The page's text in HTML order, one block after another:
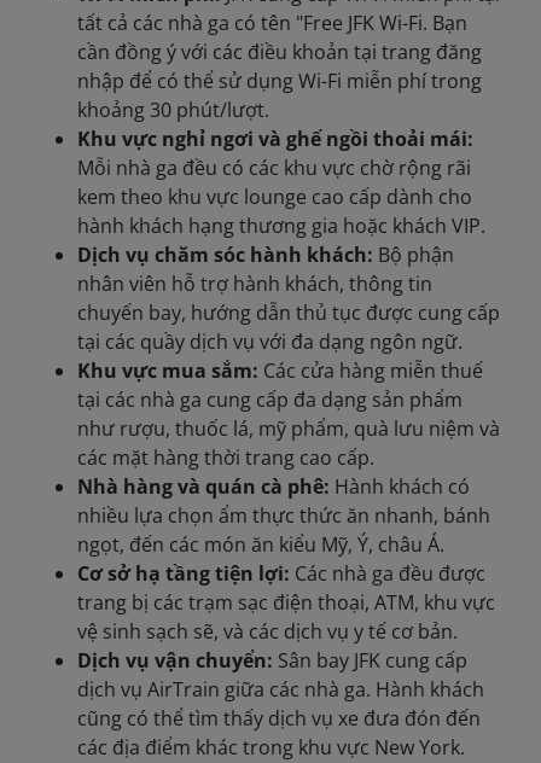
tất cả các nhà ga có tên "Free JFK Wi-Fi. Bạn
cần đồng ý với các điều khoản tại trang đăng
nhập để có thể sử dụng Wi-Fi miễn phí trong
khoảng 30 phút/lượt.
Khu vực nghỉ ngơi và ghế ngồi thoải mái:
Mỗi nhà ga đều có các khu vực chờ rộng rãi
kem theo khu vực lounge cao cấp dành cho
hành khách hạng thương gia hoặc khách VIP.
Dịch vụ chăm sóc hành khách: Bộ phận
nhân viên hỗ trợ hành khách, thông tin
chuyến bay, hướng dẫn thủ tục được cung cấp
tại các quầy dịch vụ với đa dạng ngôn ngữ.
Khu vực mua sắm: Các cửa hàng miễn thuế
tại các nhà ga cung cấp đa dạng sản phẩm
như rượu, thuốc lá, mỹ phẩm, quà lưu niệm và
các mặt hàng thời trang cao cấp.
Nhà hàng và quán cà phê: Hành khách có
nhiều lựa chọn ẩm thực thức ăn nhanh, bánh
ngọt, đến các món ăn kiểu Mỹ, Ý, châu Á.
Cơ sở hạ tầng tiện lợi: Các nhà ga đều được
trang bị các trạm sạc điện thoại, ATM, khu vực
vệ sinh sạch sẽ, và các dịch vụ y tế cơ bản.
Dịch vụ vận chuyển: Sân bay JFK cung cấp
dịch vụ AirTrain giữa các nhà ga. Hành khách
cũng có thể tìm thấy dịch vụ xe đưa đón đến
các địa điểm khác trong khu vực New York.